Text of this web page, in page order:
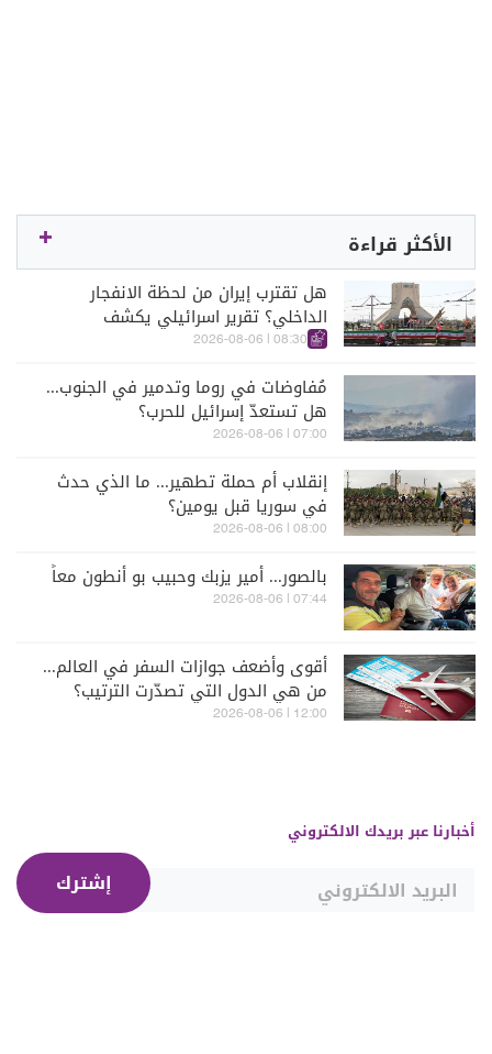
الأكثر قراءة
هل تقترب إيران من لحظة الانفجار
الداخلي؟ تقرير اسرائيلي يكشف
الكواليس
08:30 | 2026-08-06
مُفاوضات في روما وتدمير في الجنوب...
هل تستعدّ إسرائيل للحرب؟
07:00 | 2026-08-06
إنقلاب أم حملة تطهير... ما الذي حدث
في سوريا قبل يومين؟
08:00 | 2026-08-06
بالصور... أمير يزبك وحبيب بو أنطون معاً
07:44 | 2026-08-06
أقوى وأضعف جوازات السفر في العالم...
من هي الدول التي تصدّرت الترتيب؟
12:00 | 2026-08-06
أخبارنا عبر بريدك الالكتروني
إشترك